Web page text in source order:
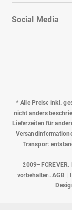
Social Media
* Alle Preise inkl.
nicht anders
Lieferzeiten für
Transport
2009–FOREVER.
vorbehalten.AGB |